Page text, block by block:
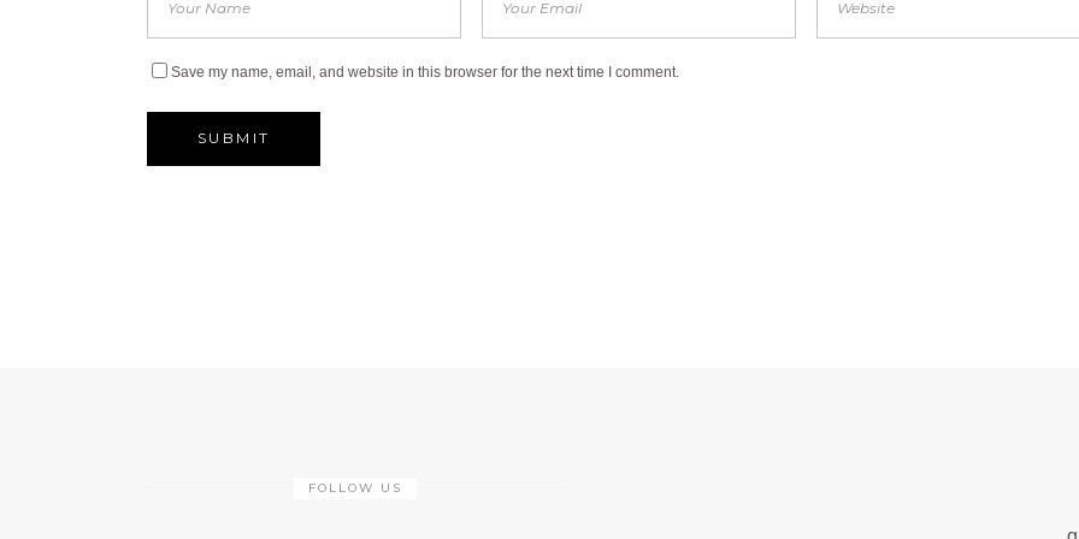
Save my name, email, and website in this browser for the next time I comment.
FOLLOW US